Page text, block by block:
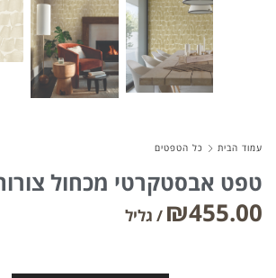
Sitemap
Community
עמוד הבית כל הטפטים
טפט אבסטקרטי מכחול
₪455.00